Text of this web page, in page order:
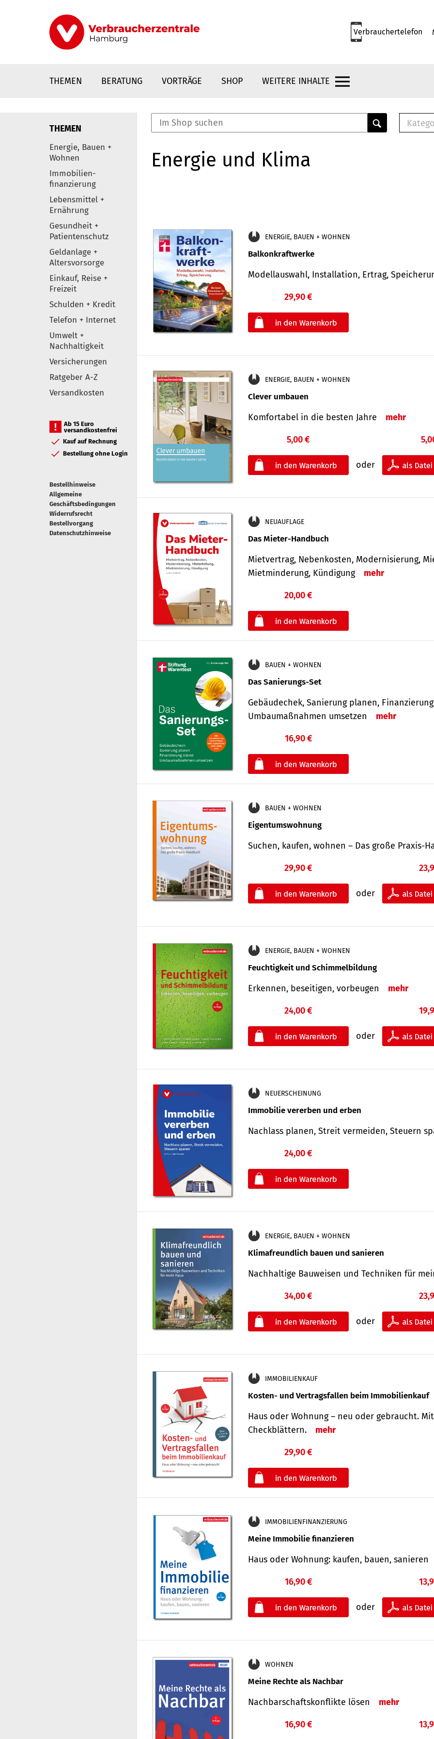
Verbrauchertelefon
THEMEN BERATUNG VORTRÄGE SHOP WEITERE INHALTE
Elemente
THEMEN
Energie, Bauen +
Wohnen
Immobilien-
finanzierung
Lebensmittel +
Ernährung
Gesundheit +
Patientenschutz
Geldanlage +
Altersvorsorge
Einkauf, Reise +
Freizeit
Schulden + Kredit
Telefon + Internet
Umwelt +
Nachhaltigkeit
Versicherungen
Ratgeber A-Z
Versandkosten
Ab 15 Euro
versandkostenfrei
Kauf auf Rechnung
Bestellung ohne Login
Bestellhinweise
Allgemeine
Geschäftsbedingungen
Widerrufsrecht
Bestellvorgang
Datenschutzhinweise
Energie und Klima
ENERGIE, BAUEN + WOHNEN
Balkonkraftwerke
Modellauswahl, Installation, Ertrag,
29,90 €
ENERGIE, BAUEN + WOHNEN
Clever umbauen
Komfortabel in die besten Jahre mehr
5,00 €
oder
NEUAUFLAGE
Das Mieter-Handbuch
Mietvertrag, Nebenkosten, Modernisierung,
Mietminderung, Kündigung
mehr
20,00 €
BAUEN + WOHNEN
Das Sanierungs-Set
Gebäudechek, Sanierung planen,
Umbaumaßnahmen umsetzen
mehr
16,90 €
BAUEN + WOHNEN
Eigentumswohnung
Suchen, kaufen, wohnen – Das große Praxis-
29,90 €
oder
ENERGIE, BAUEN + WOHNEN
Feuchtigkeit und Schimmelbildung
Erkennen, beseitigen, vorbeugen mehr
24,00 €
oder
NEUERSCHEINUNG
Immobilie vererben und erben
Nachlass planen, Streit vermeiden, Steuern
24,00 €
ENERGIE, BAUEN + WOHNEN
Klimafreundlich bauen und sanieren
Nachhaltige Bauweisen und Techniken für
34,00 €
oder
IMMOBILIENKAUF
Kosten- und Vertragsfallen beim Immobilienkauf
Haus oder Wohnung – neu oder gebraucht.
Check­blättern.
mehr
29,90 €
IMMOBILIENFINANZIERUNG
Meine Immobilie finanzieren
Haus oder Wohnung: kaufen, bauen, sanieren
16,90 €
oder
WOHNEN
Meine Rechte als Nachbar
Nach­bar­schafts­konflikte lösen mehr
16,90 €